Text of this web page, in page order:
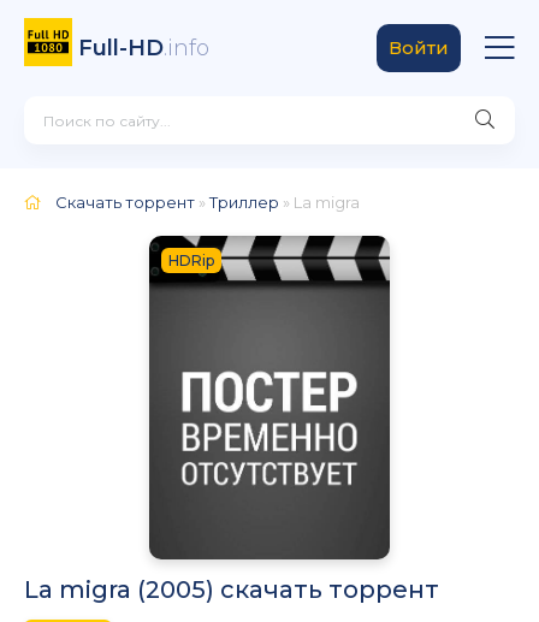
Full-HD.info Войти
Скачать торрент »Триллер » La migra
HDRip
La migra (2005) скачать торрент